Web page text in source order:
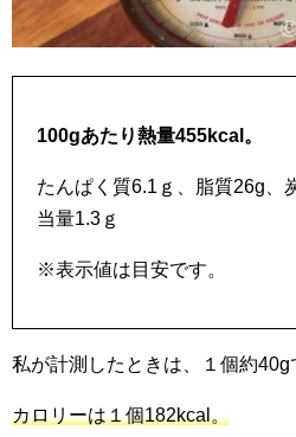
100gあたり熱量455kcal。
たんぱく質6.1ｇ、脂質26g、
当量1.3ｇ
※表示値は目安です。
私が計測したときは、１個約40g
カロリーは１個182kcal。